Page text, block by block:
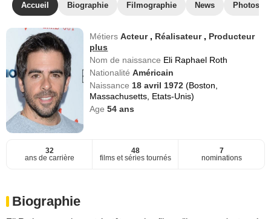
Accueil Biographie Filmographie News Photos
MétiersActeur , Réalisateur , Producteur
plus
Nom de naissance Eli Raphael Roth
NationalitéAméricain
Naissance 18 avril 1972(Boston,
Massachusetts, Etats-Unis)
Age54 ans
32
ans de carrière
48
films et séries tournés
7
nominations
Biographie